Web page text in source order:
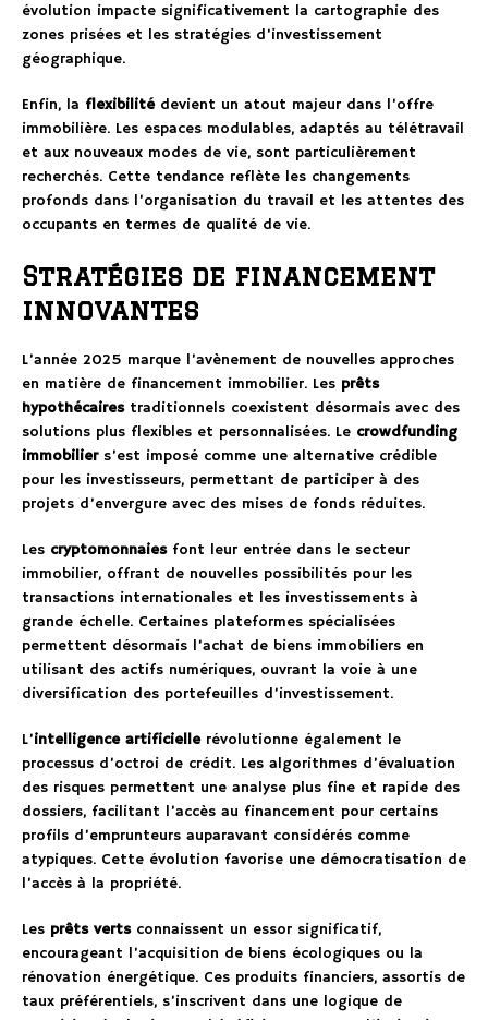
évolution impacte significativement la cartographie des
zones prisées et les stratégies d’investissement
géographique.
Enfin, la flexibilitédevient un atout majeur dans l’offre
immobilière. Les espaces modulables, adaptés au télétravail
et aux nouveaux modes de vie, sont particulièrement
recherchés. Cette tendance reflète les changements
profonds dans l’organisation du travail et les attentes des
occupants en termes de qualité de vie.
Stratégies de financement
innovantes
L’année 2025 marque l’avènement de nouvelles approches
en matière de financement immobilier. Les prêts
hypothécairestraditionnels coexistent désormais avec des
solutions plus flexibles et personnalisées. Le crowdfunding
immobiliers’est imposé comme une alternative crédible
pour les investisseurs, permettant de participer à des
projets d’envergure avec des mises de fonds réduites.
Les cryptomonnaiesfont leur entrée dans le secteur
immobilier, offrant de nouvelles possibilités pour les
transactions internationales et les investissements à
grande échelle. Certaines plateformes spécialisées
permettent désormais l’achat de biens immobiliers en
utilisant des actifs numériques, ouvrant la voie à une
diversification des portefeuilles d’investissement.
L’intelligence artificiellerévolutionne également le
processus d’octroi de crédit. Les algorithmes d’évaluation
des risques permettent une analyse plus fine et rapide des
dossiers, facilitant l’accès au financement pour certains
profils d’emprunteurs auparavant considérés comme
atypiques. Cette évolution favorise une démocratisation de
l’accès à la propriété.
Les prêts vertsconnaissent un essor significatif,
encourageant l’acquisition de biens écologiques ou la
rénovation énergétique. Ces produits financiers, assortis de
taux préférentiels, s’inscrivent dans une logique de